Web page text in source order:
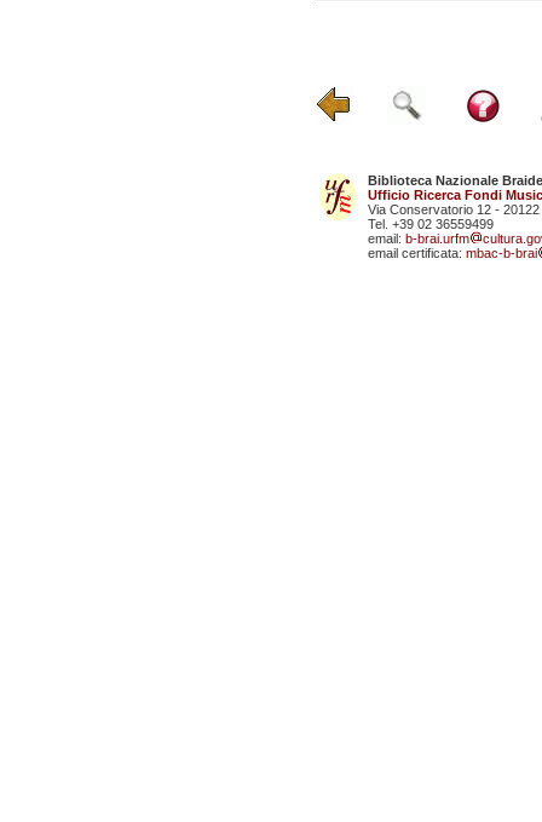
Biblioteca Nazionale
Ufficio Ricerca Fondi
Via Conservatorio 12 - 20122
Tel. +39 02 36559499
email: b-brai.urfm
email certificata: mbac-b-brai